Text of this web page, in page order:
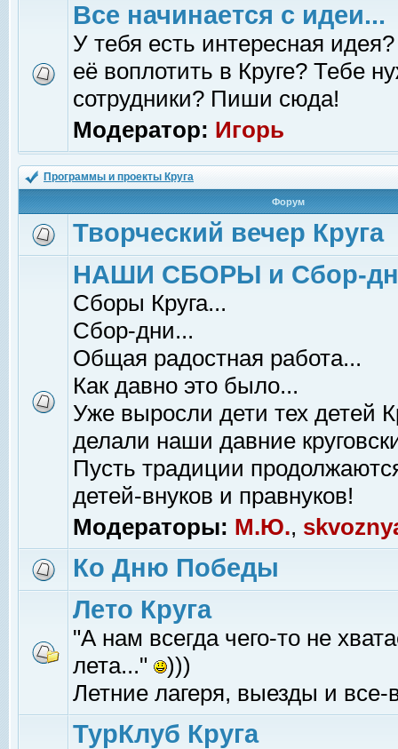
Все начинается с идеи...
У тебя есть интересная
её воплотить в Круге? Тебе
сотрудники? Пиши сюда!
Модератор: Игорь
Программы и проекты Круга
Форум
Творческий вечер Круга
НАШИ СБОРЫ и Сбор-
Сборы Круга...
Сбор-дни...
Общая радостная работа...
Как давно это было...
Уже выросли дети тех детей
делали наши давние
Пусть традиции
детей-внуков и правнуков!
Модераторы: М.Ю.,
Ко Дню Победы
Лето Круга
"А нам всегда чего-то не
лета..."
)))
Летние лагеря, выезды и все-
ТурКлуб Круга